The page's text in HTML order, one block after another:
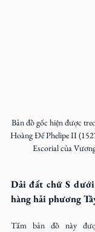
Bản đồ gốc hiện được
Hoàng Đế Phelipe II
Escorial của
Dải đất chữ S dưới
hàng hải phương
Tấm bản đồ này